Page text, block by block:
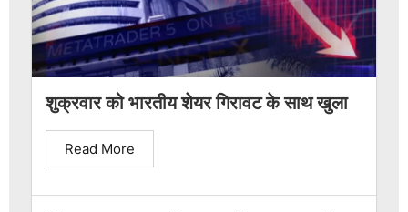
शुक्रवार को भारतीय शेयर गिरावट के साथ खुला
Read More